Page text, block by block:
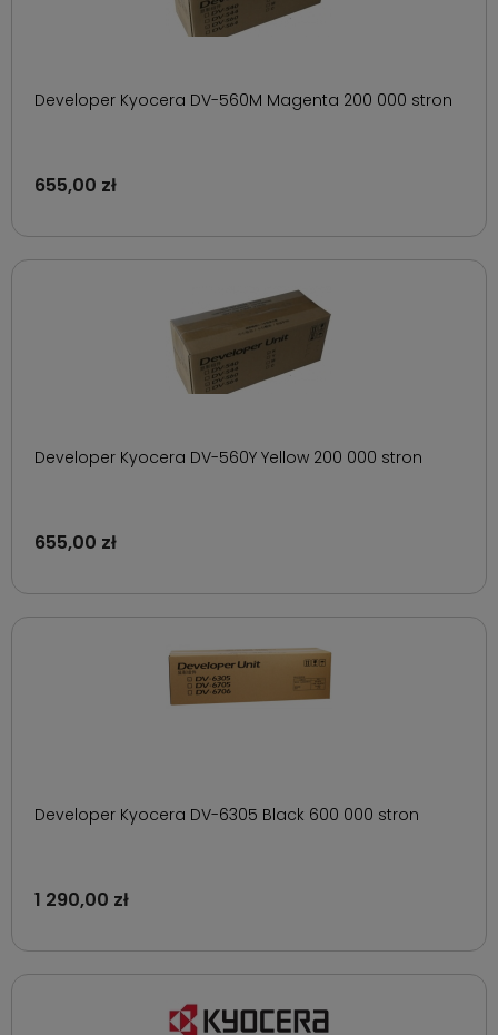
Developer Kyocera DV-560M Magenta 200 000 stron
655,00 zł
Developer Kyocera DV-560Y Yellow 200 000 stron
655,00 zł
Developer Kyocera DV-6305 Black 600 000 stron
1 290,00 zł